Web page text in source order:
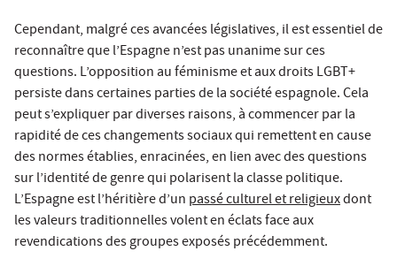
Cependant, malgré ces avancées législatives, il est essentiel de
reconnaître que l’Espagne n’est pas unanime sur ces
questions. L’opposition au féminisme et aux droits LGBT+
persiste dans certaines parties de la société espagnole. Cela
peut s’expliquer par diverses raisons, à commencer par la
rapidité de ces changements sociaux qui remettent en cause
des normes établies, enracinées, en lien avec des questions
sur l’identité de genre qui polarisent la classe politique.
L’Espagne est l’héritière d’un passé culturel et religieuxdont
les valeurs traditionnelles volent en éclats face aux
revendications des groupes exposés précédemment.